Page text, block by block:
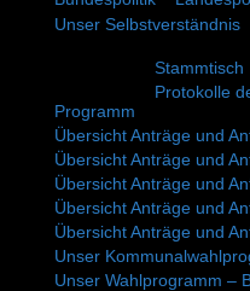
Unser Selbstverständnis
Programm
Stammtisch
Protokolle
Übersicht Anträge und
Übersicht Anträge und
Übersicht Anträge und
Übersicht Anträge und
Übersicht Anträge und
Unser
Unser Wahlprogramm –